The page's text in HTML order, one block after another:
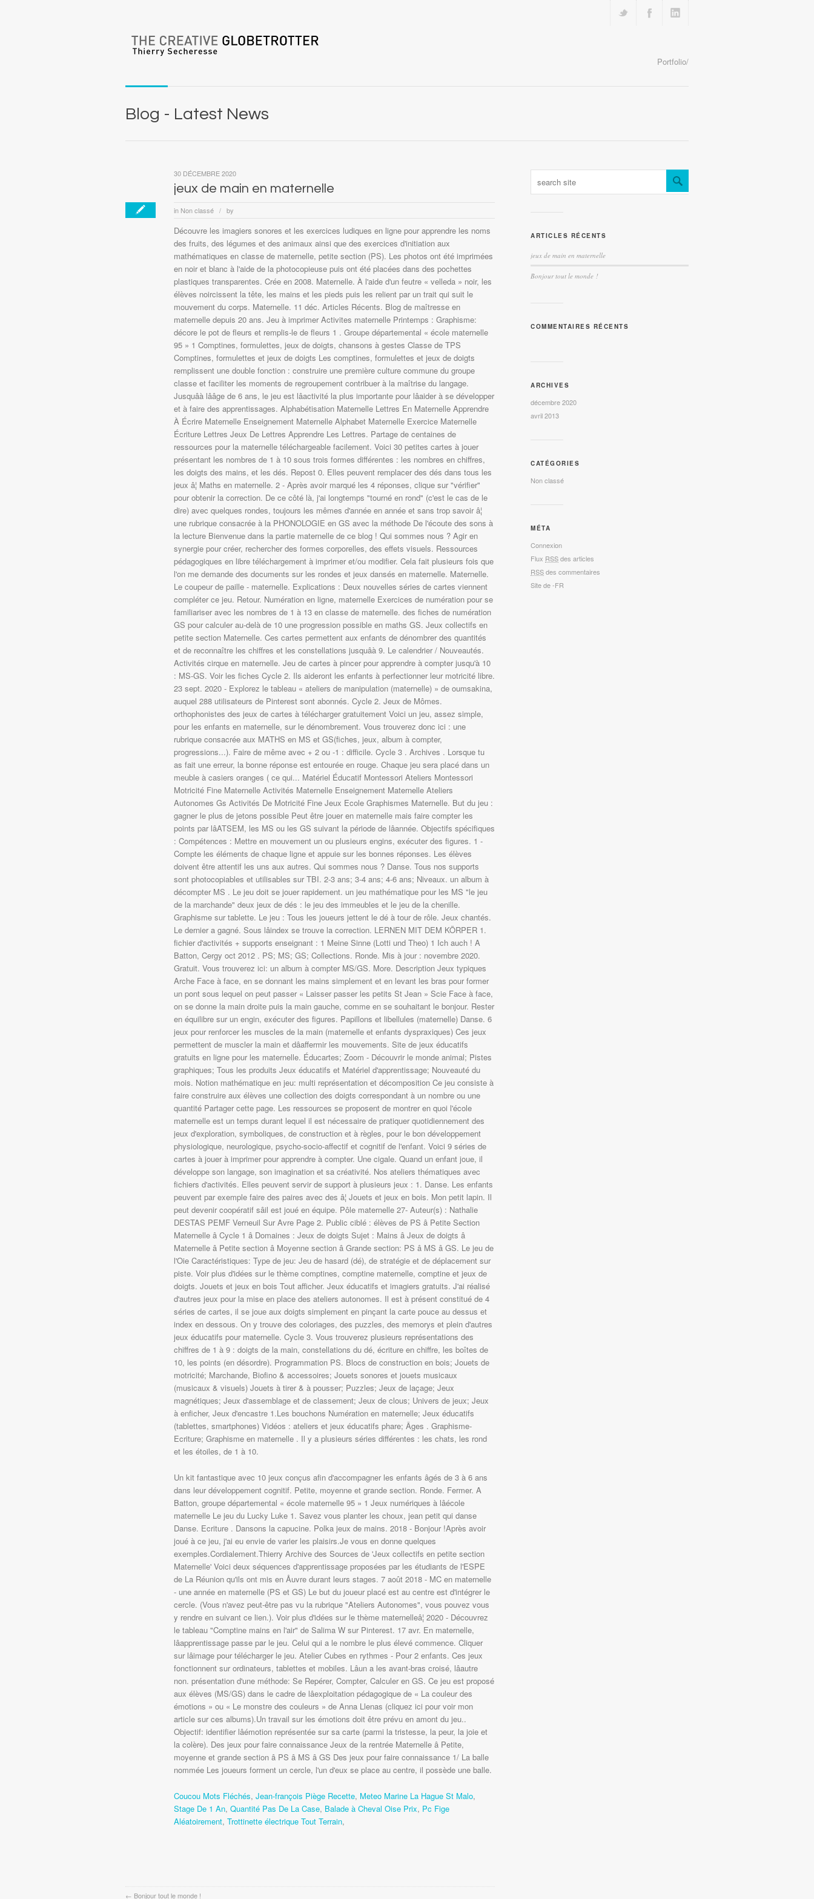
Portfolio/
Blog - Latest News
jeux de main en maternelle
in Non classé / by
30 DÉCEMBRE 2020
Découvre les imagiers sonores et les exercices ludiques en ligne pour apprendre les noms
des fruits, des légumes et des animaux ainsi que des exercices d'initiation aux
mathématiques en classe de maternelle, petite section (PS). Les photos ont été imprimées
en noir et blanc à l'aide de la photocopieuse puis ont été placées dans des pochettes
plastiques transparentes. Crée en 2008. Maternelle. À l'aide d'un feutre « velleda » noir, les
élèves noircissent la tête, les mains et les pieds puis les relient par un trait qui suit le
mouvement du corps. Maternelle. 11 déc. Articles Récents. Blog de maîtresse en
maternelle depuis 20 ans. Jeu à imprimer Activites maternelle Printemps : Graphisme:
décore le pot de fleurs et remplis-le de fleurs 1 . Groupe départemental « école maternelle
95 » 1 Comptines, formulettes, jeux de doigts, chansons à gestes Classe de TPS
Comptines, formulettes et jeux de doigts Les comptines, formulettes et jeux de doigts
remplissent une double fonction : construire une première culture commune du groupe
classe et faciliter les moments de regroupement contribuer à la maîtrise du langage.
Jusquâà lââge de 6 ans, le jeu est lâactivité la plus importante pour lâaider à se développer
et à faire des apprentissages. Alphabétisation Maternelle Lettres En Maternelle Apprendre
À Écrire Maternelle Enseignement Maternelle Alphabet Maternelle Exercice Maternelle
Écriture Lettres Jeux De Lettres Apprendre Les Lettres. Partage de centaines de
ressources pour la maternelle téléchargeable facilement. Voici 30 petites cartes à jouer
présentant les nombres de 1 à 10 sous trois formes différentes : les nombres en chiffres,
les doigts des mains, et les dés. Repost 0. Elles peuvent remplacer des dés dans tous les
jeux â¦ Maths en maternelle. 2 - Après avoir marqué les 4 réponses, clique sur "vérifier"
pour obtenir la correction. De ce côté là, j'ai longtemps "tourné en rond" (c'est le cas de le
dire) avec quelques rondes, toujours les mêmes d'année en année et sans trop savoir â¦
une rubrique consacrée à la PHONOLOGIE en GS avec la méthode De l'écoute des sons à
la lecture Bienvenue dans la partie maternelle de ce blog ! Qui sommes nous ? Agir en
synergie pour créer, rechercher des formes corporelles, des effets visuels. Ressources
pédagogiques en libre téléchargement à imprimer et/ou modifier. Cela fait plusieurs fois que
l'on me demande des documents sur les rondes et jeux dansés en maternelle. Maternelle.
Le coupeur de paille - maternelle. Explications : Deux nouvelles séries de cartes viennent
compléter ce jeu. Retour. Numération en ligne, maternelle Exercices de numération pour se
familiariser avec les nombres de 1 à 13 en classe de maternelle. des fiches de numération
GS pour calculer au-delà de 10 une progression possible en maths GS. Jeux collectifs en
petite section Maternelle. Ces cartes permettent aux enfants de dénombrer des quantités
et de reconnaître les chiffres et les constellations jusquâà 9. Le calendrier / Nouveautés.
Activités cirque en maternelle. Jeu de cartes à pincer pour apprendre à compter jusqu'à 10
: MS-GS. Voir les fiches Cycle 2. Ils aideront les enfants à perfectionner leur motricité libre.
23 sept. 2020 - Explorez le tableau « ateliers de manipulation (maternelle) » de oumsakina,
auquel 288 utilisateurs de Pinterest sont abonnés. Cycle 2. Jeux de Mômes.
orthophonistes des jeux de cartes à télécharger gratuitement Voici un jeu, assez simple,
pour les enfants en maternelle, sur le dénombrement. Vous trouverez donc ici : une
rubrique consacrée aux MATHS en MS et GS(fiches, jeux, album à compter,
progressions...). Faire de même avec + 2 ou -1 : difficile. Cycle 3 . Archives . Lorsque tu
as fait une erreur, la bonne réponse est entourée en rouge. Chaque jeu sera placé dans un
meuble à casiers oranges ( ce qui... Matériel Éducatif Montessori Ateliers Montessori
Motricité Fine Maternelle Activités Maternelle Enseignement Maternelle Ateliers
Autonomes Gs Activités De Motricité Fine Jeux Ecole Graphismes Maternelle. But du jeu :
gagner le plus de jetons possible Peut être jouer en maternelle mais faire compter les
points par lâATSEM, les MS ou les GS suivant la période de lâannée. Objectifs spécifiques
: Compétences : Mettre en mouvement un ou plusieurs engins, exécuter des figures. 1 -
Compte les éléments de chaque ligne et appuie sur les bonnes réponses. Les élèves
doivent être attentif les uns aux autres. Qui sommes nous ? Danse. Tous nos supports
sont photocopiables et utilisables sur TBI. 2-3 ans; 3-4 ans; 4-6 ans; Niveaux. un album à
décompter MS . Le jeu doit se jouer rapidement. un jeu mathématique pour les MS "le jeu
de la marchande" deux jeux de dés : le jeu des immeubles et le jeu de la chenille.
Graphisme sur tablette. Le jeu : Tous les joueurs jettent le dé à tour de rôle. Jeux chantés.
Le dernier a gagné. Sous lâindex se trouve la correction. LERNEN MIT DEM KÖRPER 1.
fichier d'activités + supports enseignant : 1 Meine Sinne (Lotti und Theo) 1 Ich auch ! A
Batton, Cergy oct 2012 . PS; MS; GS; Collections. Ronde. Mis à jour : novembre 2020.
Gratuit. Vous trouverez ici: un album à compter MS/GS. More. Description Jeux typiques
Arche Face à face, en se donnant les mains simplement et en levant les bras pour former
un pont sous lequel on peut passer « Laisser passer les petits St Jean » Scie Face à face,
on se donne la main droite puis la main gauche, comme en se souhaitant le bonjour. Rester
en équilibre sur un engin, exécuter des figures. Papillons et libellules (maternelle) Danse. 6
jeux pour renforcer les muscles de la main (maternelle et enfants dyspraxiques) Ces jeux
permettent de muscler la main et dâaffermir les mouvements. Site de jeux éducatifs
gratuits en ligne pour les maternelle. Éducartes; Zoom - Découvrir le monde animal; Pistes
graphiques; Tous les produits Jeux éducatifs et Matériel d'apprentissage; Nouveauté du
mois. Notion mathématique en jeu: multi représentation et décomposition Ce jeu consiste à
faire construire aux élèves une collection des doigts correspondant à un nombre ou une
quantité Partager cette page. Les ressources se proposent de montrer en quoi l'école
maternelle est un temps durant lequel il est nécessaire de pratiquer quotidiennement des
jeux d'exploration, symboliques, de construction et à règles, pour le bon développement
physiologique, neurologique, psycho-socio-affectif et cognitif de l'enfant. Voici 9 séries de
cartes à jouer à imprimer pour apprendre à compter. Une cigale. Quand un enfant joue, il
développe son langage, son imagination et sa créativité. Nos ateliers thématiques avec
fichiers d'activités. Elles peuvent servir de support à plusieurs jeux : 1. Danse. Les enfants
peuvent par exemple faire des paires avec des â¦ Jouets et jeux en bois. Mon petit lapin. Il
peut devenir coopératif sâil est joué en équipe. Pôle maternelle 27- Auteur(s) : Nathalie
DESTAS PEMF Verneuil Sur Avre Page 2. Public ciblé : élèves de PS â Petite Section
Maternelle â Cycle 1 â Domaines : Jeux de doigts Sujet : Mains â Jeux de doigts â
Maternelle â Petite section â Moyenne section â Grande section: PS â MS â GS. Le jeu de
l'Oie Caractéristiques: Type de jeu: Jeu de hasard (dé), de stratégie et de déplacement sur
piste. Voir plus d'idées sur le thème comptines, comptine maternelle, comptine et jeux de
doigts. Jouets et jeux en bois Tout afficher. Jeux éducatifs et imagiers gratuits. J'ai réalisé
d'autres jeux pour la mise en place des ateliers autonomes. Il est à présent constitué de 4
séries de cartes, il se joue aux doigts simplement en pinçant la carte pouce au dessus et
index en dessous. On y trouve des coloriages, des puzzles, des memorys et plein d'autres
jeux éducatifs pour maternelle. Cycle 3. Vous trouverez plusieurs représentations des
chiffres de 1 à 9 : doigts de la main, constellations du dé, écriture en chiffre, les boîtes de
10, les points (en désordre). Programmation PS. Blocs de construction en bois; Jouets de
motricité; Marchande, Biofino & accessoires; Jouets sonores et jouets musicaux
(musicaux & visuels) Jouets à tirer & à pousser; Puzzles; Jeux de laçage; Jeux
magnétiques; Jeux d'assemblage et de classement; Jeux de clous; Univers de jeux; Jeux
à enficher, Jeux d'encastre 1.Les bouchons Numération en maternelle; Jeux éducatifs
(tablettes, smartphones) Vidéos : ateliers et jeux éducatifs phare; Âges . Graphisme-
Ecriture; Graphisme en maternelle . Il y a plusieurs séries différentes : les chats, les rond
et les étoiles, de 1 à 10.
Un kit fantastique avec 10 jeux conçus afin d'accompagner les enfants âgés de 3 à 6 ans
dans leur développement cognitif. Petite, moyenne et grande section. Ronde. Fermer. A
Batton, groupe départemental « école maternelle 95 » 1 Jeux numériques à lâécole
maternelle Le jeu du Lucky Luke 1. Savez vous planter les choux, jean petit qui danse
Danse. Ecriture . Dansons la capucine. Polka jeux de mains. 2018 - Bonjour !Après avoir
joué à ce jeu, j'ai eu envie de varier les plaisirs.Je vous en donne quelques
exemples.Cordialement.Thierry Archive des Sources de 'Jeux collectifs en petite section
Maternelle' Voici deux séquences d'apprentissage proposées par les étudiants de l'ESPE
de La Réunion qu'ils ont mis en Åuvre durant leurs stages. 7 août 2018 - MC en maternelle
- une année en maternelle (PS et GS) Le but du joueur placé est au centre est d'intégrer le
cercle. (Vous n'avez peut-être pas vu la rubrique "Ateliers Autonomes", vous pouvez vous
y rendre en suivant ce lien.). Voir plus d'idées sur le thème maternelleâ¦ 2020 - Découvrez
le tableau "Comptine mains en l'air" de Salima W sur Pinterest. 17 avr. En maternelle,
lâapprentissage passe par le jeu. Celui qui a le nombre le plus élevé commence. Cliquer
sur lâimage pour télécharger le jeu. Atelier Cubes en rythmes - Pour 2 enfants. Ces jeux
fonctionnent sur ordinateurs, tablettes et mobiles. Lâun a les avant-bras croisé, lâautre
non. présentation d'une méthode: Se Repérer, Compter, Calculer en GS. Ce jeu est proposé
aux élèves (MS/GS) dans le cadre de lâexploitation pédagogique de « La couleur des
émotions » ou « Le monstre des couleurs » de Anna Llenas (cliquez ici pour voir mon
article sur ces albums).Un travail sur les émotions doit être prévu en amont du jeu..
Objectif: identifier lâémotion représentée sur sa carte (parmi la tristesse, la peur, la joie et
la colère). Des jeux pour faire connaissance Jeux de la rentrée Maternelle â Petite,
moyenne et grande section â PS â MS â GS Des jeux pour faire connaissance 1/ La balle
nommée Les joueurs forment un cercle, l'un d'eux se place au centre, il possède une balle.
Coucou Mots Fléchés, Jean-françois Piège Recette, Meteo Marine La Hague St Malo,
Stage De 1 An, Quantité Pas De La Case, Balade à Cheval Oise Prix, Pc Fige
Aléatoirement, Trottinette électrique Tout Terrain,
← Bonjour tout le monde !
ARTICLES RÉCENTS
jeux de main en maternelle
Bonjour tout le monde !
COMMENTAIRES RÉCENTS
ARCHIVES
décembre 2020
avril 2013
CATÉGORIES
Non classé
MÉTA
Connexion
Flux RSSdes articles
RSSdes commentaires
Site de -FR